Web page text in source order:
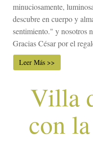
minuciosamente,
descubre en cuerpo y
sentimiento." y nosotros
Gracias César por el
Leer Más >>
Villa
con